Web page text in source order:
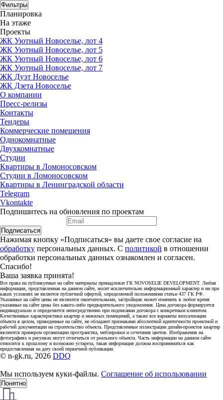
Фильтры
Планировка
На этаже
Проекты
ЖК Уютный Новоселье, лот 4
ЖК Уютный Новоселье, лот 5
ЖК Уютный Новоселье, лот 6
ЖК Уютный Новоселье, лот 7
ЖК Дуэт Новоселье
ЖК Дзета Новоселье
О компании
Пресс-релизы
Контакты
Тендеры
Коммерческие помещения
Однокомнатные
Двухкомнатные
Студии
Квартиры в Ломоносовском
Студии в Ломоносовском
Квартиры в Ленинградской области
Telegram
Vkontakte
Подпишитесь на обновления по проектам
Подписаться
Нажимая кнопку «Подписаться» вы даете свое согласие на
обработку персональных данных. С политикой в отношении
обработки персональных данных ознакомлен и согласен.
Спасибо!
Ваша заявка принята!
Все права на публикуемые на сайте материалы принадлежат ГК NOVOSELIE DEVELOPMENT. Любая
информация, представленная на данном сайте, носит исключительно информационный характер и ни при
каких условиях не является публичной офертой, определяемой положениями статьи 437 ГК РФ.
Указанные на сайте цены не являются окончательными, застройщик может изменить в любое время
указанные на сайте цены без какого-либо предварительного уведомления. Цена договора формируется
индивидуально и определяется непосредственно при подписании договора с конкретным клиентом.
Качественные характеристики квартир и нежилых помещений, а также все варианты визуализации
объекта в целом, приведенные на сайте, не обладают признаками абсолютной идентичности проектной и
рабочей документации на строительство объекта. Представленные иллюстрации дизайн-проектов квартир
являются примером организации пространства, меблировки и сочетания цветов. Изображения на
фотографиях и рисунках могут отличаться от реального объекта. Часть информации на данном сайте
относится к прошлому и возможно устарела, такая информация должна восприниматься как
предоставленная на дату своей первичной публикации
© n-gk.ru, 2026 DDQ
Мы используем куки-файлы. Соглашение об использовании
Понятно